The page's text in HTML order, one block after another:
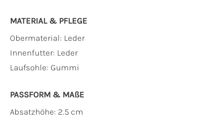
MATERIAL & PFLEGE
Obermaterial: Leder
Innenfutter: Leder
Laufsohle: Gummi
PASSFORM & MAẞE
Absatzhöhe: 2.5 cm